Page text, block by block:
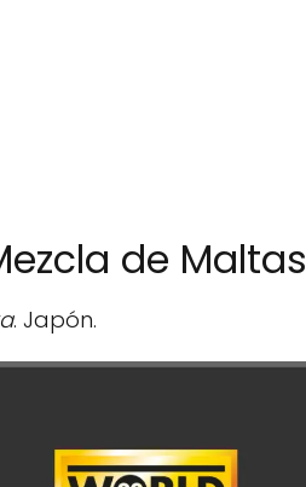
de Maltas
. Japón.